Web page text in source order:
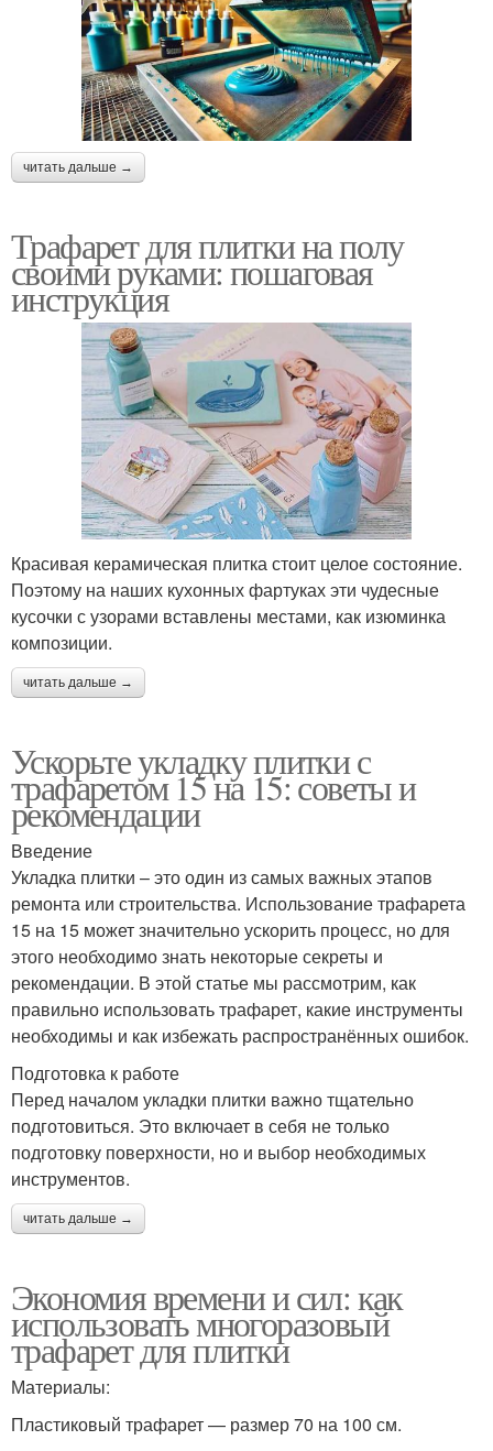
читать дальше →
Трафарет для плитки на полу
своими руками: пошаговая
инструкция
Красивая керамическая плитка стоит целое состояние.
Поэтому на наших кухонных фартуках эти чудесные
кусочки с узорами вставлены местами, как изюминка
композиции.
читать дальше →
Ускорьте укладку плитки с
трафаретом 15 на 15: советы и
рекомендации
Введение
Укладка плитки – это один из самых важных этапов
ремонта или строительства. Использование трафарета
15 на 15 может значительно ускорить процесс, но для
этого необходимо знать некоторые секреты и
рекомендации. В этой статье мы рассмотрим, как
правильно использовать трафарет, какие инструменты
необходимы и как избежать распространённых ошибок.
Подготовка к работе
Перед началом укладки плитки важно тщательно
подготовиться. Это включает в себя не только
подготовку поверхности, но и выбор необходимых
инструментов.
читать дальше →
Экономия времени и сил: как
использовать многоразовый
трафарет для плитки
Материалы:
Пластиковый трафарет — размер 70 на 100 см.